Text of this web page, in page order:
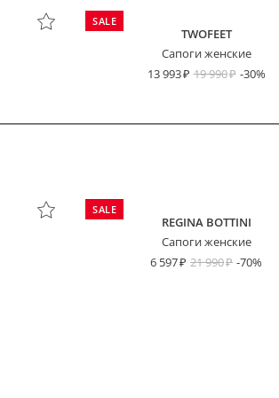
SALE
TWOFEET
Сапоги женские
13 993
19 990 -30%
SALE
REGINA BOTTINI
Сапоги женские
6 597
21 990 -70%